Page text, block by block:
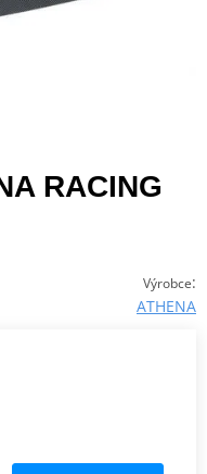
RACING
Výrobce:
ATHENA